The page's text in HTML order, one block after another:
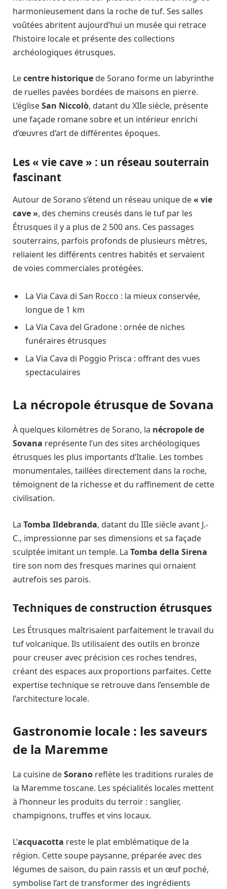
harmonieusement dans la roche de tuf. Ses salles
voûtées abritent aujourd’hui un musée qui retrace
l’histoire locale et présente des collections
archéologiques étrusques.
Lecentre historique de Sorano forme un labyrinthe
de ruelles pavées bordées de maisons en pierre.
L’égliseSan Niccolò, datant du XIIe siècle, présente
une façade romane sobre et un intérieur enrichi
d’œuvres d’art de différentes époques.
Les « vie cave » : un réseau souterrain
fascinant
Autour de Sorano s’étend un réseau unique de« vie
cave », des chemins creusés dans le tuf par les
Étrusques il y a plus de 2 500 ans. Ces passages
souterrains, parfois profonds de plusieurs mètres,
reliaient les différents centres habités et servaient
de voies commerciales protégées.
La Via Cava di San Rocco : la mieux conservée,
longue de 1 km
La Via Cava del Gradone : ornée de niches
funéraires étrusques
La Via Cava di Poggio Prisca : offrant des vues
spectaculaires
La nécropole étrusque de Sovana
À quelques kilomètres de Sorano, la nécropole de
Sovana représente l’un des sites archéologiques
étrusques les plus importants d’Italie. Les tombes
monumentales, taillées directement dans la roche,
témoignent de la richesse et du raffinement de cette
civilisation.
La Tomba Ildebranda, datant du IIIe siècle avant J.-
C., impressionne par ses dimensions et sa façade
sculptée imitant un temple. La Tomba della Sirena
tire son nom des fresques marines qui ornaient
autrefois ses parois.
Techniques de construction étrusques
Les Étrusques maîtrisaient parfaitement le travail du
tuf volcanique. Ils utilisaient des outils en bronze
pour creuser avec précision ces roches tendres,
créant des espaces aux proportions parfaites. Cette
expertise technique se retrouve dans l’ensemble de
l’architecture locale.
Gastronomie locale : les saveurs
de la Maremme
La cuisine deSorano reflète les traditions rurales de
la Maremme toscane. Les spécialités locales mettent
à l’honneur les produits du terroir : sanglier,
champignons, truffes et vins locaux.
L’acquacotta reste le plat emblématique de la
région. Cette soupe paysanne, préparée avec des
légumes de saison, du pain rassis et un œuf poché,
symbolise l’art de transformer des ingrédients